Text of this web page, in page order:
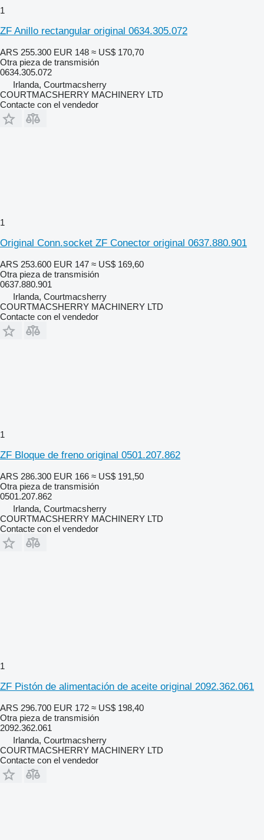
1
ZF Anillo rectangular original 0634.305.072
ARS 255.300 EUR 148 ≈ US$ 170,70
Otra pieza de transmisión
0634.305.072
Irlanda, Courtmacsherry
COURTMACSHERRY MACHINERY LTD
Contacte con el vendedor
1
Original Conn.socket ZF Conector original 0637.880.901
ARS 253.600 EUR 147 ≈ US$ 169,60
Otra pieza de transmisión
0637.880.901
Irlanda, Courtmacsherry
COURTMACSHERRY MACHINERY LTD
Contacte con el vendedor
1
ZF Bloque de freno original 0501.207.862
ARS 286.300 EUR 166 ≈ US$ 191,50
Otra pieza de transmisión
0501.207.862
Irlanda, Courtmacsherry
COURTMACSHERRY MACHINERY LTD
Contacte con el vendedor
1
ZF Pistón de alimentación de aceite original 2092.362.061
ARS 296.700 EUR 172 ≈ US$ 198,40
Otra pieza de transmisión
2092.362.061
Irlanda, Courtmacsherry
COURTMACSHERRY MACHINERY LTD
Contacte con el vendedor